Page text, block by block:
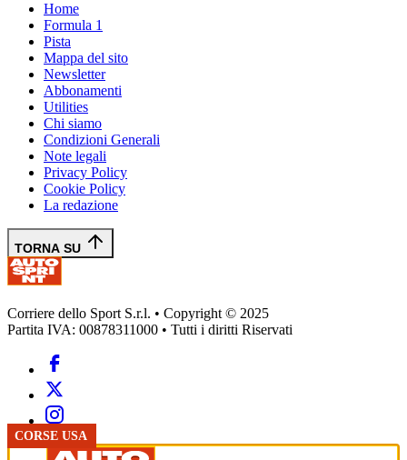
PISTA
FORMULA 1
CORSE USA
CORSE USA
Home
Formula 1
Pista
Mappa del sito
Newsletter
Abbonamenti
Utilities
Chi siamo
Condizioni Generali
Note legali
Privacy Policy
Cookie Policy
La redazione
TORNA SU
Corriere dello Sport S.r.l. • Copyright © 2025
Partita IVA: 00878311000 • Tutti i diritti Riservati